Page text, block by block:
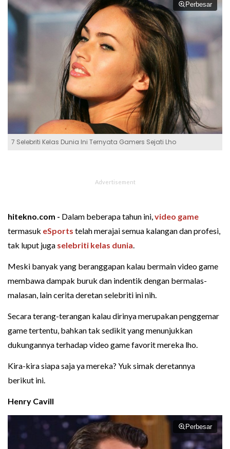
Perbesar
7 Selebriti Kelas Dunia Ini Ternyata Gamers Sejati Lho
hitekno.com - Dalam beberapa tahun ini,video game
termasuk eSports telah merajai semua kalangan dan profesi,
tak luput juga selebriti kelas dunia.
Meski banyak yang beranggapan kalau bermain video game
membawa dampak buruk dan indentik dengan bermalas-
malasan, lain cerita deretan selebriti ini nih.
Secara terang-terangan kalau dirinya merupakan penggemar
game tertentu, bahkan tak sedikit yang menunjukkan
dukungannya terhadap video game favorit mereka lho.
Kira-kira siapa saja ya mereka? Yuk simak deretannya
berikut ini.
Henry Cavill
Perbesar